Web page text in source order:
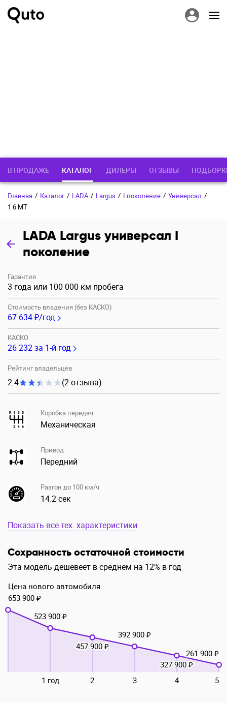
В ПРОДАЖЕ КАТАЛОГ ДИЛЕРЫ ОТЗЫВЫ
Главная / Каталог / LADA / Largus / I поколение / Универсал /
1.6 MT
LADA Largus универсал I
поколение
Гарантия
3 года или 100 000 км пробега
Стоимость владения (без КАСКО)
67 634 ₽/год
КАСКО
26 232за 1-й год
Рейтинг владельцев
2.4 (2 отзыва)
Коробка передач
Механическая
Привод
Передний
Разгон до 100 км/ч
14.2 сек
Показать все тех. характеристики
Сохранность остаточной стоимости
Эта модель дешевеет в среднем на 12% в год
1 год 2 3 4 5
Цена нового автомобиля
653 900 ₽
523 900 ₽
457 900 ₽
392 900 ₽
327 900 ₽
261 900 ₽